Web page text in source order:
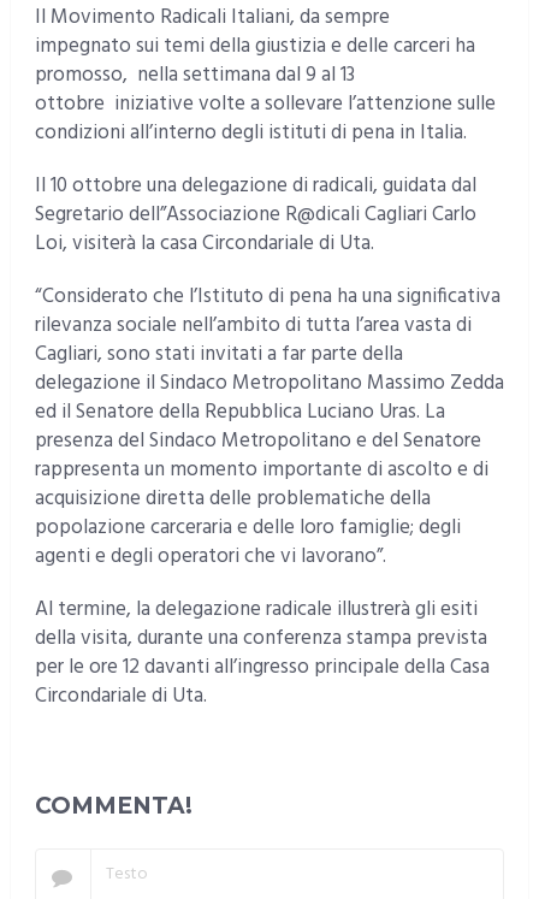
Il Movimento Radicali Italiani, da sempre
impegnato sui temi della giustizia e delle carceri ha
promosso, nella settimana dal 9 al 13
ottobre iniziative volte a sollevare l’attenzione sulle
condizioni all’interno degli istituti di pena in Italia.
Il 10 ottobre una delegazione di radicali, guidata dal
Segretario dell”Associazione R@dicali Cagliari Carlo
Loi, visiterà la casa Circondariale di Uta.
“Considerato che l’Istituto di pena ha una significativa
rilevanza sociale nell’ambito di tutta l’area vasta di
Cagliari, sono stati invitati a far parte della
delegazione il Sindaco Metropolitano Massimo Zedda
ed il Senatore della Repubblica Luciano Uras. La
presenza del Sindaco Metropolitano e del Senatore
rappresenta un momento importante di ascolto e di
acquisizione diretta delle problematiche della
popolazione carceraria e delle loro famiglie; degli
agenti e degli operatori che vi lavorano”.
Al termine, la delegazione radicale illustrerà gli esiti
della visita, durante una conferenza stampa prevista
per le ore 12 davanti all’ingresso principale della Casa
Circondariale di Uta.
COMMENTA!